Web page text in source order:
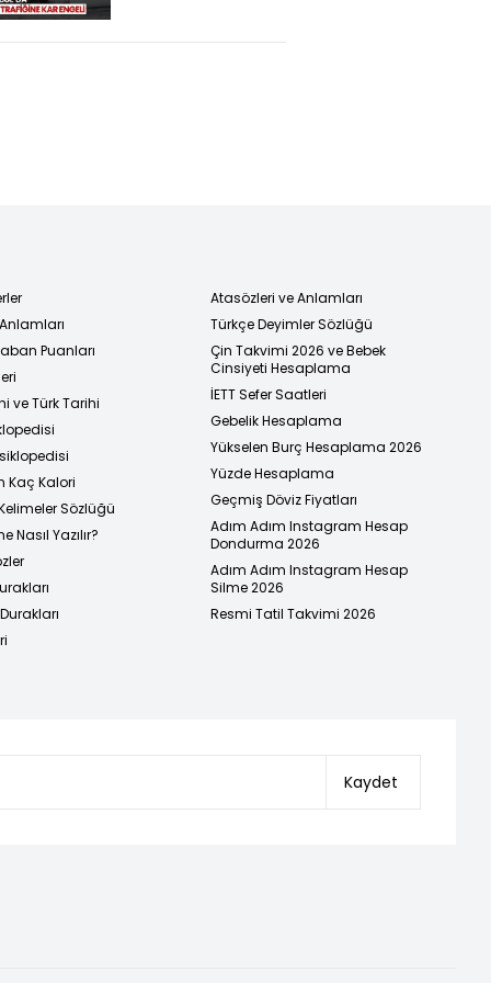
Puanları
ve Türk Tarihi
Kaç Kalori
Sözlüğü
Nasıl Yazılır?
Atasözleri ve Anlamları
Türkçe Deyimler Sözlüğü
Çin Takvimi 2026 ve Bebek
Cinsiyeti Hesaplama
İETT Sefer Saatleri
Gebelik Hesaplama
Yükselen Burç Hesaplama 2026
Yüzde Hesaplama
Geçmiş Döviz Fiyatları
Adım Adım Instagram Hesap
Dondurma 2026
Adım Adım Instagram Hesap
Silme 2026
Resmi Tatil Takvimi 2026
Kaydet